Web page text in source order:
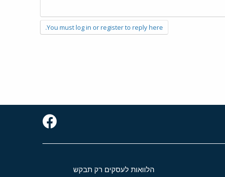
You must log in or register to reply here.
הלוואות לעסקים רק תבקש